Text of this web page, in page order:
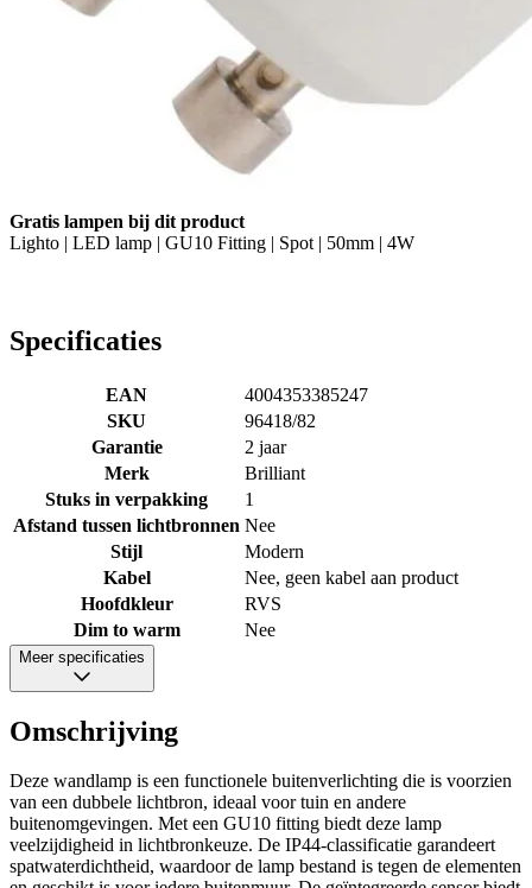
Gratis lampen bij dit product
Lighto | LED lamp | GU10 Fitting | Spot | 50mm | 4W
Specificaties
EAN
4004353385247
SKU
96418/82
Garantie
2 jaar
Merk
Brilliant
Stuks in verpakking
1
Afstand tussen lichtbronnen Nee
Stijl
Modern
Kabel
Nee, geen kabel aan product
Hoofdkleur
RVS
Dim to warm
Nee
Meer specificaties
Omschrijving
Deze wandlamp is een functionele buitenverlichting die is voorzien
van een dubbele lichtbron, ideaal voor tuin en andere
buitenomgevingen. Met een GU10 fitting biedt deze lamp
veelzijdigheid in lichtbronkeuze. De IP44-classificatie garandeert
spatwaterdichtheid, waardoor de lamp bestand is tegen de elementen